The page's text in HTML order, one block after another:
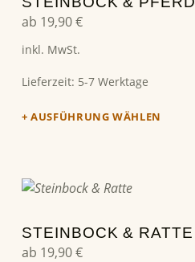
ab 19,90€
inkl. MwSt.
Lieferzeit: 5-7 Werktage
AUSFÜHRUNG WÄHLEN
STEINBOCK & RATTE
ab 19,90€
Dieses Produkt weist mehrere Varianten auf. Die Optionen können auf der Produktseite gewählt werden